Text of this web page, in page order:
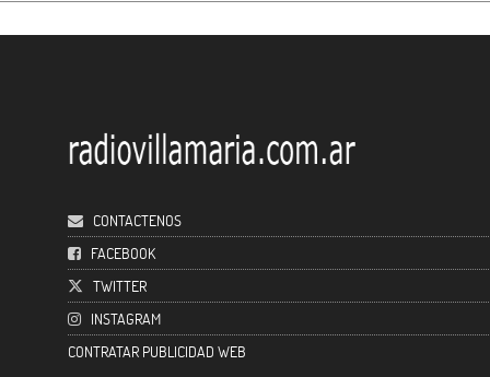
CONTACTENOS
FACEBOOK
TWITTER
INSTAGRAM
CONTRATAR PUBLICIDAD WEB